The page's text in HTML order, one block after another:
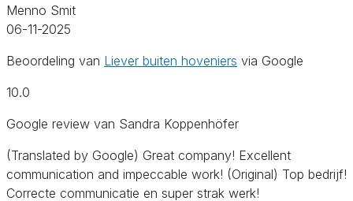
Menno Smit
06-11-2025
Beoordeling van Liever buiten hoveniers via Google
10.0
Google review van Sandra Koppenhöfer
(Translated by Google) Great company! Excellent
communication and impeccable work! (Original) Top bedrijf!
Correcte communicatie en super strak werk!